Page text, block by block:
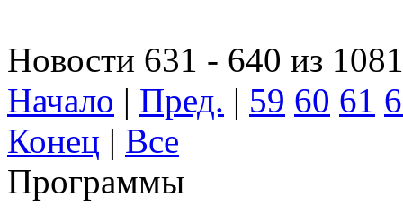
Новости 631 - 640 из 1081
Начало | Пред. | 59 60 61
Конец | Все
Программы